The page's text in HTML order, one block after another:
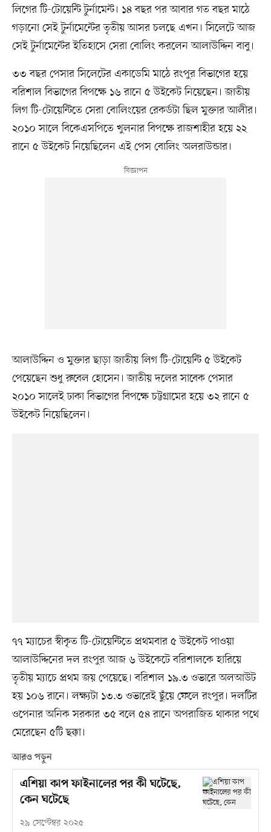
লিগের টি-টোয়েন্টি টুর্নামেন্ট। ১৪ বছর পর আবার গত বছর মাঠে
গড়ানো সেই টুর্নামেন্টের তৃতীয় আসর চলছে এখন। সিলেটে আজ
সেই টুর্নামেন্টের ইতিহাসে সেরা বোলিং করলেন আলাউদ্দিন বাবু।
৩৩ বছর পেসার সিলেটের একাডেমি মাঠে রংপুর বিভাগের হয়ে
বরিশাল বিভাগের বিপক্ষে ১৬ রানে ৫ উইকেট নিয়েছেন। জাতীয়
লিগ টি-টোয়েন্টিতে সেরা বোলিংয়ের রেকর্ডটা ছিল মুক্তার আলীর।
২০১০ সালে বিকেএসপিতে খুলনার বিপক্ষে রাজশাহীর হয়ে ২২
রানে ৫ উইকেট নিয়েছিলেন এই পেস বোলিং অলরাউন্ডার।
আলাউদ্দিন ও মুক্তার ছাড়া জাতীয় লিগ টি-টোয়েন্টি ৫ উইকেট
পেয়েছেন শুধু রুবেল হোসেন। জাতীয় দলের সাবেক পেসার
২০১০ সালেই ঢাকা বিভাগের বিপক্ষে চট্টগ্রামের হয়ে ৩২ রানে ৫
উইকেট নিয়েছিলেন।
৭৭ ম্যাচের স্বীকৃত টি-টোয়েন্টিতে প্রথমবার ৫ উইকেট পাওয়া
আলাউদ্দিনের দল রংপুর আজ ৬ উইকেটে বরিশালকে হারিয়ে
তৃতীয় ম্যাচে প্রথম জয় পেয়েছে। বরিশাল ১৯.৩ ওভারে অলআউট
হয় ১০৬ রানে। লক্ষ্যটা ১৩.৩ ওভারেই ছুঁয়ে ফেলে রংপুর। দলটির
ওপেনার অনিক সরকার ৩৫ বলে ৫৪ রানে অপরাজিত থাকার পথে
মেরেছেন ৫টি ছক্কা।
আরও পড়ুন
এশিয়া কাপ ফাইনালের পর কী ঘটেছে,
কেন ঘটেছে
২৯ সেপ্টেম্বর ২০২৫